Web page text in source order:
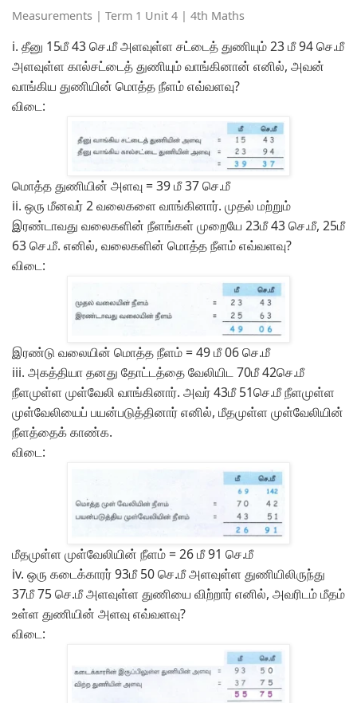
Measurements | Term 1 Unit 4 | 4th Maths
i. தீனு 15மீ 43 செ.மீ அளவுள்ள சட்டைத் துணியும் 23 மீ 94 செ.மீ
அளவுள்ள கால்சட்டைத் துணியும் வாங்கினான் எனில், அவன்
வாங்கிய துணியின் மொத்த நீளம் எவ்வளவு?
விடை:
மொத்த துணியின் அளவு = 39 மீ 37 செ.மீ
ii. ஒரு மீனவர் 2 வலைகளை வாங்கினார். முதல் மற்றும்
இரண்டாவது வலைகளின் நீளங்கள் முறையே 23மீ 43 செ.மீ, 25மீ
63 செ.மீ. எனில், வலைகளின் மொத்த நீளம் எவ்வளவு?
விடை:
இரண்டு வலையின் மொத்த நீளம் = 49 மீ 06 செ.மீ
iii. அகத்தியா தனது தோட்டத்தை வேலியிட 70மீ 42செ.மீ
நீளமுள்ள முள்வேலி வாங்கினார். அவர் 43மீ 51செ.மீ நீளமுள்ள
முள்வேலியைப் பயன்படுத்தினார் எனில், மீதமுள்ள முள்வேலியின்
நீளத்தைக் காண்க.
விடை:
மீதமுள்ள முள்வேலியின் நீளம் = 26 மீ 91 செ.மீ
iv. ஒரு கடைக்காரர் 93மீ 50 செ.மீ அளவுள்ள துணியிலிருந்து
37மீ 75 செ.மீ அளவுள்ள துணியை விற்றார் எனில், அவரிடம் மீதம்
உள்ள துணியின் அளவு எவ்வளவு?
விடை: